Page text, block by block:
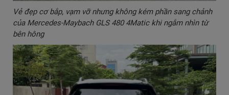
Vẻ đẹp cơ bắp, vạm vỡ nhưng không kém phần sang chảnh
của Mercedes-Maybach GLS 480 4Matic khi ngắm nhìn từ
bên hông